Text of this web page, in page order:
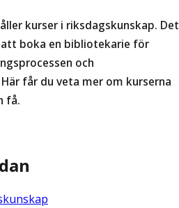
kurser i riksdagskunskap. Det
boka en bibliotekarie för
och
får du veta mer om kurserna
få.